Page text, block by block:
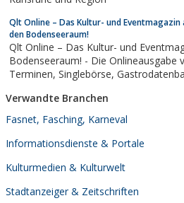
Qlt Online – Das Kultur- und
den Bodenseeraum!
Qlt Online – Das Kultur- und
Bodenseeraum! - Die Onlineausgabe
Terminen, Singlebörse,
Verwandte Branchen
Fasnet, Fasching, Karneval
Informationsdienste & Portale
Kulturmedien & Kulturwelt
Stadtanzeiger & Zeitschriften